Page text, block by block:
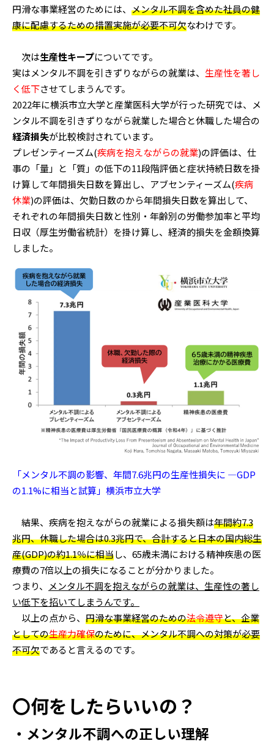
円滑な事業経営のためには、 メンタル不調を含めた社員の健
康に配慮するための措置実施が必要不可欠なわけです。
次は生産性キープについてです。
実はメンタル不調を引きずりながらの就業は、 生産性を著し
く低下させてしまうんです。
2022年に横浜市立大学と産業医科大学が行った研究では、メ
ンタル不調を引きずりながら就業した場合と休職した場合の
経済損失が比較検討されています。
プレゼンティーズム(疾病を抱えながらの就業)の評価は、仕
事の「量」と「質」の低下の11段階評価と症状持続日数を掛
け算して年間損失日数を算出し、アブセンティーズム(疾病
休業)の評価は、欠勤日数のから年間損失日数を算出して、
それぞれの年間損失日数と性別・年齢別の労働参加率と平均
日収（厚生労働省統計）を掛け算し、経済的損失を金額換算
しました。
「メンタル不調の影響、年間7.6兆円の生産性損失に —GDP
の1.1%に相当と試算」横浜市立大学
結果、疾病を抱えながらの就業による損失額は年間約7.3
兆円、休職した場合は0.3兆円で、合計すると日本の国内総生
産(GDP)の約1.1％に相当し、65歳未満における精神疾患の医
療費の7倍以上の損失になることが分かりました。
つまり、
メンタル不調を抱えながらの就業は、生産性の著し
い低下を招いてしまうんです。
以上の点から、 円滑な事業経営のための法令遵守と、企業
としての生産力確保のために、メンタル不調への対策が必要
不可欠であると言えるのです。
〇何をしたらいいの？
・メンタル不調への正しい理解